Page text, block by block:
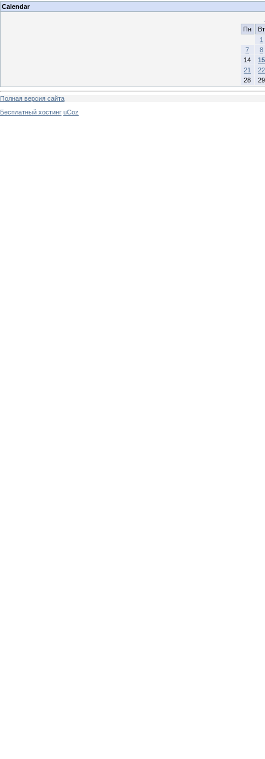
Calendar
Пн
Вт
1
7
8
14
15
21
22
28
29
Полная версия сайта
Бесплатный хостинг uCoz